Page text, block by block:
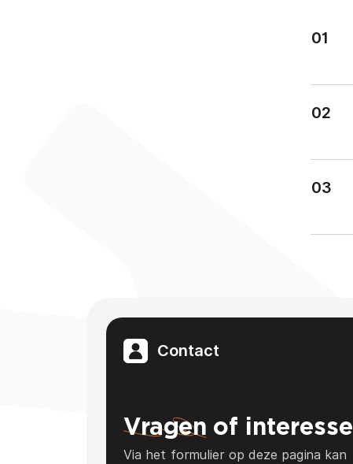
01
02
03
Contact
Vragen of interesse
Via het formulier op deze pagina kan